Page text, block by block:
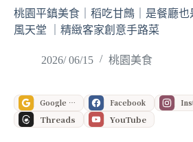
桃園平鎮美食｜稻吃甘鷓｜是餐廳也
風天堂 ｜精緻客家創意手路菜
2026/ 06/15 桃園美食
Google 偏好來源 Facebook
Threads YouTube